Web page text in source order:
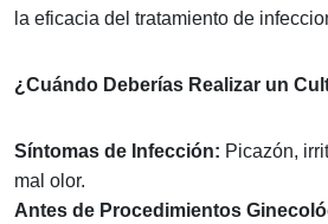
la eficacia del tratamiento de
¿Cuándo Deberías Realizar un
Síntomas de Infección: Picazón,
mal olor.
Antes de Procedimientos